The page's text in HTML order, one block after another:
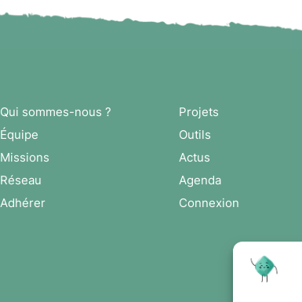
Qui sommes-nous ?
Équipe
Missions
Réseau
Adhérer
Projets
Outils
Actus
Agenda
Connexion